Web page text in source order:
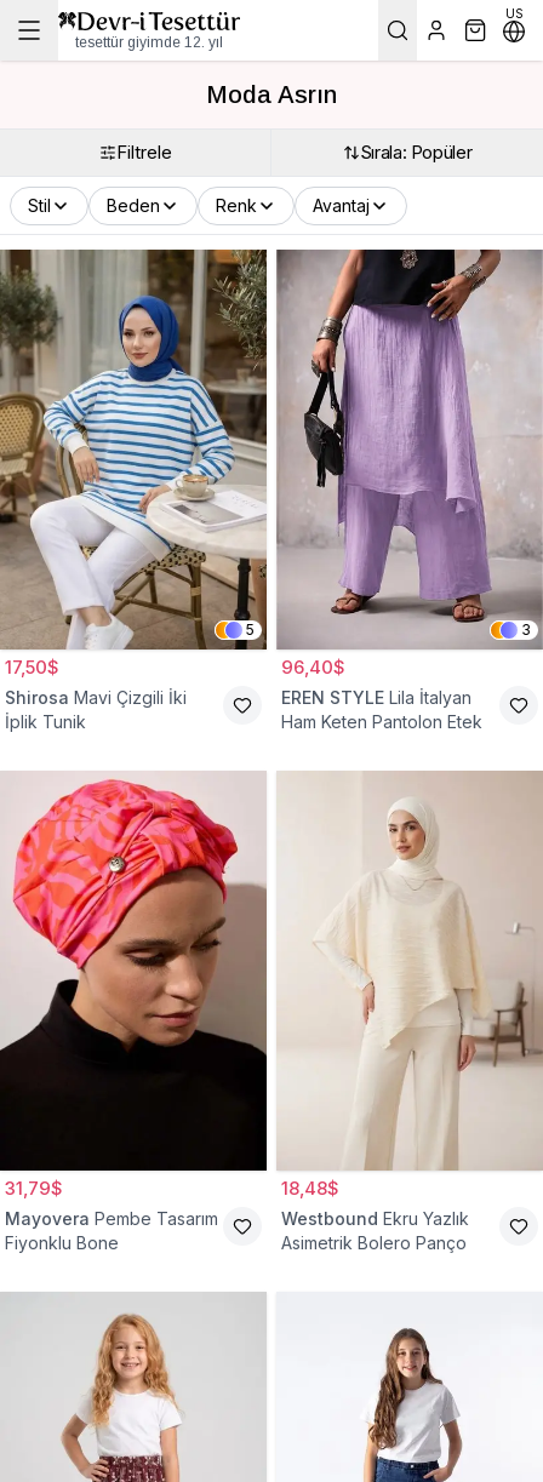
tesettür giyimde 12. yıl
US
Moda Asrın
Filtrele Sırala: Popüler
Stil Beden Renk Avantaj
5
17,50$
Shirosa Mavi Çizgili İki
İplik Tunik
3
96,40$
EREN STYLE Lila İtalyan
Ham Keten Pantolon Etek
31,79$
Mayovera Pembe Tasarım
Fiyonklu Bone
18,48$
Westbound Ekru Yazlık
Asimetrik Bolero Panço